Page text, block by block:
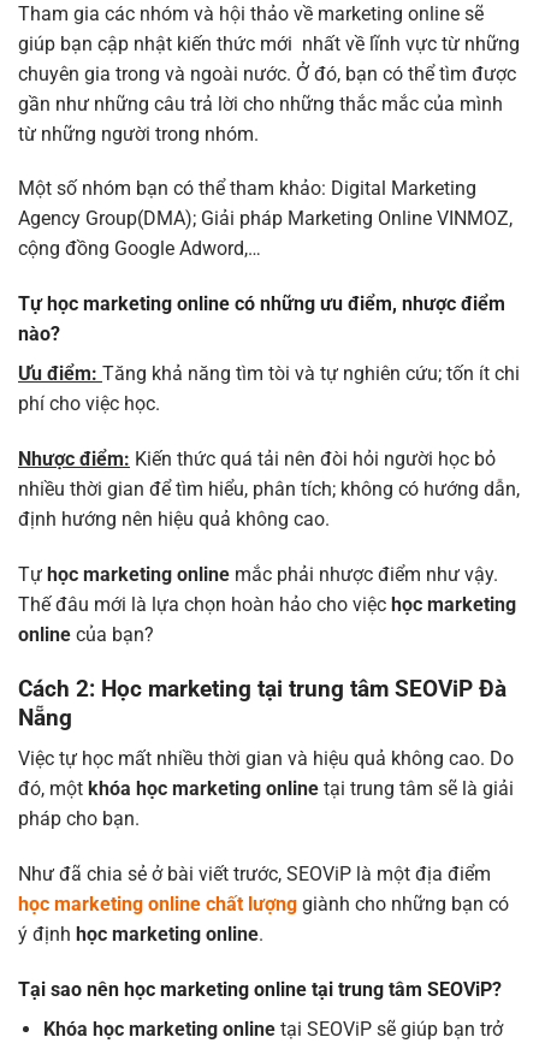
Tham gia các nhóm và hội thảo về marketing online sẽ
giúp bạn cập nhật kiến thức mới nhất về lĩnh vực từ những
chuyên gia trong và ngoài nước. Ở đó, bạn có thể tìm được
gần như những câu trả lời cho những thắc mắc của mình
từ những người trong nhóm.
Một số nhóm bạn có thể tham khảo: Digital Marketing
Agency Group(DMA); Giải pháp Marketing Online VINMOZ,
cộng đồng Google Adword,…
Tự học marketing online có những ưu điểm, nhược điểm
nào?
Ưu điểm: Tăng khả năng tìm tòi và tự nghiên cứu; tốn ít chi
phí cho việc học.
Nhược điểm: Kiến thức quá tải nên đòi hỏi người học bỏ
nhiều thời gian để tìm hiểu, phân tích; không có hướng dẫn,
định hướng nên hiệu quả không cao.
Tự học marketing online mắc phải nhược điểm như vậy.
Thế đâu mới là lựa chọn hoàn hảo cho việc học marketing
online của bạn?
Cách 2: Học marketing tại trung tâm SEOViP Đà
Nẵng
Việc tự học mất nhiều thời gian và hiệu quả không cao. Do
đó, một khóa học marketing online tại trung tâm sẽ là giải
pháp cho bạn.
Như đã chia sẻ ở bài viết trước, SEOViP là một địa điểm
học marketing online chất lượng giành cho những bạn có
ý định học marketing online.
Tại sao nên học marketing online tại trung tâm SEOViP?
Khóa học marketing onlinetại SEOViP sẽ giúp bạn trở